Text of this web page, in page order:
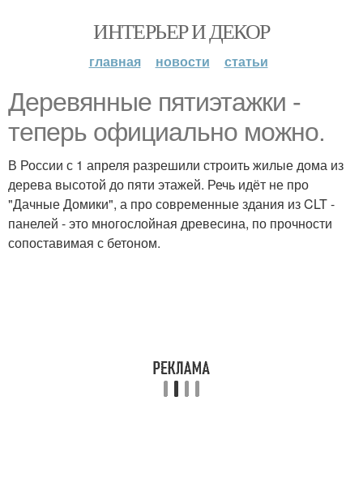
ИНТЕРЬЕР И ДЕКОР
главная новости статьи
Деревянные пятиэтажки -
теперь официально можно.
В России с 1 апреля разрешили строить жилые дома из
дерева высотой до пяти этажей. Речь идёт не про
"Дачные Домики", а про современные здания из CLT -
панелей - это многослойная древесина, по прочности
сопоставимая с бетоном.